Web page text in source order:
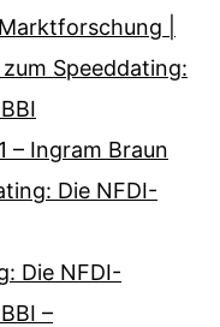
|
Speeddating:
– Ingram Braun
Die NFDI-
Die NFDI-
–